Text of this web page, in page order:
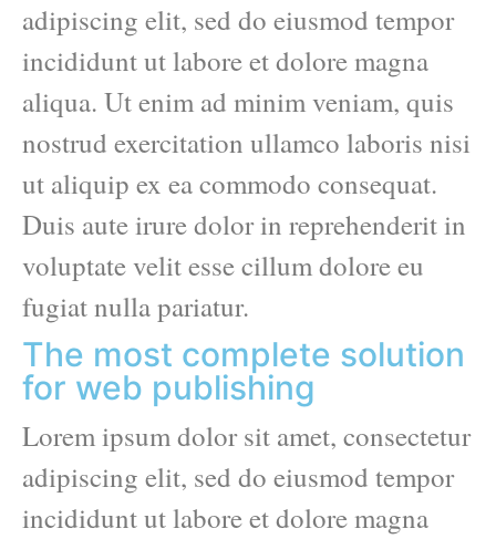
adipiscing elit, sed do eiusmod tempor
incididunt ut labore et dolore magna
aliqua. Ut enim ad minim veniam, quis
nostrud exercitation ullamco laboris nisi
ut aliquip ex ea commodo consequat.
Duis aute irure dolor in reprehenderit in
voluptate velit esse cillum dolore eu
fugiat nulla pariatur.
The most complete solution
for web publishing
Lorem ipsum dolor sit amet, consectetur
adipiscing elit, sed do eiusmod tempor
incididunt ut labore et dolore magna